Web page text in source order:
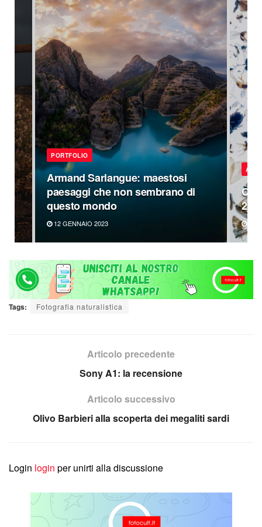
PORTFOLIO
Armand Sarlangue: maestosi
paesaggi che non sembrano di
questo mondo
12 GENNAIO 2023 1
Tags: Fotografia naturalistica
Articolo precedente
Sony A1: la recensione
Articolo successivo
Olivo Barbieri alla scoperta dei megaliti sardi
Login login per unirti alla discussione